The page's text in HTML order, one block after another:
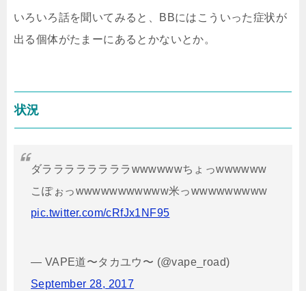
いろいろ話を聞いてみると、BBにはこういった症状が
出る個体がたまーにあるとかないとか。
状況
ダララララララララwwwwwwちょっwwwwww
こぽぉっwwwwwwwwwww米っwwwwwwwww
pic.twitter.com/cRfJx1NF95
— VAPE道〜タカユウ〜 (@vape_road)
September 28, 2017